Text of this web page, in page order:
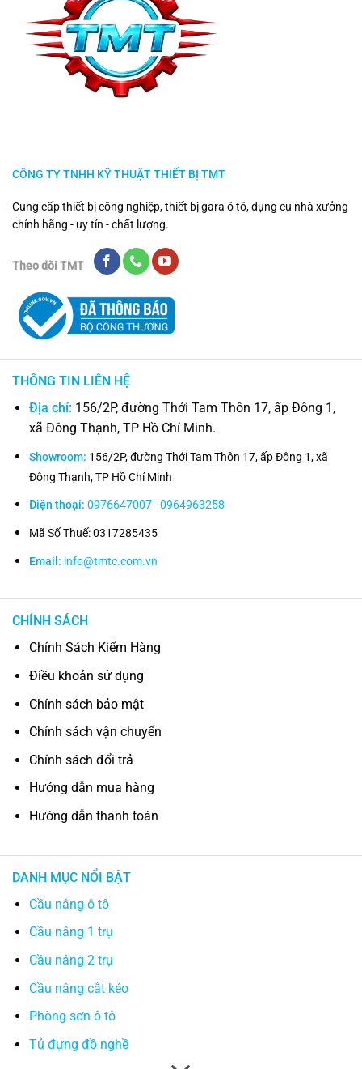
CÔNG TY TNHH KỸ THUẬT THIẾT BỊ TMT
Cung cấp thiết bị công nghiệp, thiết bị gara ô tô, dụng cụ nhà xưởng
chính hãng - uy tín - chất lượng.
Theo dõi TMT
THÔNG TIN LIÊN HỆ
Địa chỉ: 156/2P, đường Thới Tam Thôn 17, ấp Đông 1,
xã Đông Thạnh, TP Hồ Chí Minh.
Showroom: 156/2P, đường Thới Tam Thôn 17, ấp Đông 1, xã
Đông Thạnh, TP Hồ Chí Minh
Điện thoại: 0976647007-0964963258
Mã Số Thuế: 0317285435
Email: info@tmtc.com.vn
CHÍNH SÁCH
Chính Sách Kiểm Hàng
Điều khoản sử dụng
Chính sách bảo mật
Chính sách vận chuyển
Chính sách đổi trả
Hướng dẫn mua hàng
Hướng dẫn thanh toán
DANH MỤC NỔI BẬT
Cầu nâng ô tô
Cầu nâng 1 trụ
Cầu nâng 2 trụ
Cầu nâng cắt kéo
Phòng sơn ô tô
Tủ đựng đồ nghề